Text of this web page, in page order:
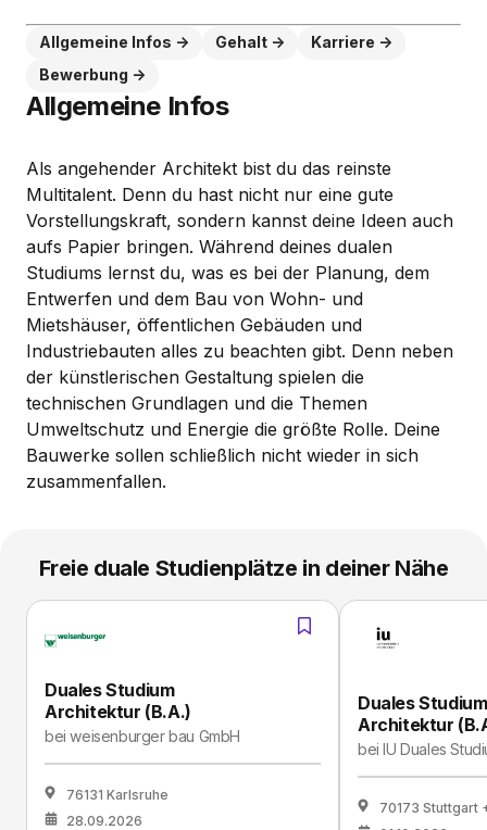
Allgemeine Infos Gehalt
Karriere
Bewerbung
Allgemeine Infos
Als angehender Architekt bist du das reinste
Multitalent. Denn du hast nicht nur eine gute
Vorstellungskraft, sondern kannst deine Ideen auch
aufs Papier bringen. Während deines dualen
Studiums lernst du, was es bei der Planung, dem
Entwerfen und dem Bau von Wohn- und
Mietshäuser, öffentlichen Gebäuden und
Industriebauten alles zu beachten gibt. Denn neben
der künstlerischen Gestaltung spielen die
technischen Grundlagen und die Themen
Umweltschutz und Energie die größte Rolle. Deine
Bauwerke sollen schließlich nicht wieder in sich
zusammenfallen.
Freie duale Studienplätze in deiner Nähe
Duales Studium
Architektur (B.A.)
beiweisenburger bau GmbH
76131 Karlsruhe
28.09.2026
Duales Studium
Architektur
beiIU Duales
70173 Stuttgart